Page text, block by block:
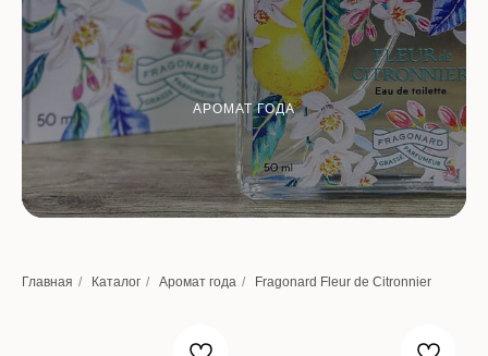
АРОМАТ ГОДА
Главная / Каталог / Аромат года / Fragonard Fleur de Citronnier